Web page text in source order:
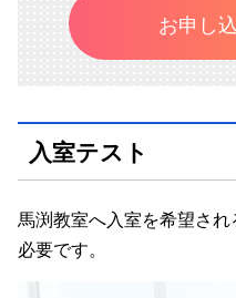
お申し
入室テスト
馬渕教室へ入室を希望され
必要です。